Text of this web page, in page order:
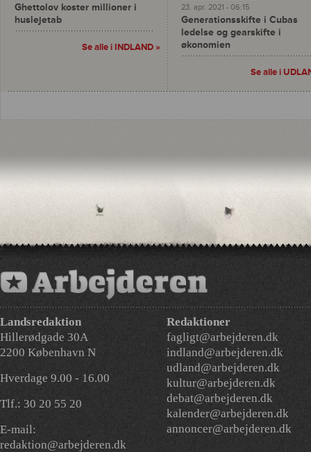
Ghettolov koster millioner i
huslejetab
Se alle i INDLAND »
23. apr. 2021 - 06:15
Generationsskifte i Cubas
ledelse og gearskifte i
økonomien
Se alle i
Landsredaktion
Hillerødgade 30A
2200 København N
Hverdage 9.00 - 16.00
Tlf.: 30 20 55 20
E-mail:
redaktion@arbejderen.dk
Redaktioner
fagligt@arbejderen.dk
indland@arbejderen.dk
udland@arbejderen.dk
kultur@arbejderen.dk
debat@arbejderen.dk
kalender@arbejderen.dk
annoncer@arbejderen.dk